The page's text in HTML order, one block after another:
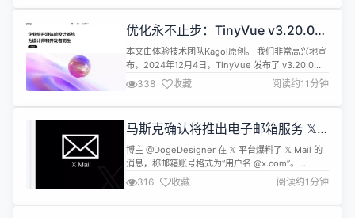
左右，确切的日期将取决于 RHEL 10 的全功能支持
优化永不止步：TinyVue v3.20.0
正式发布，更美观的官网UI，更友好
的文档搜索，更强大的主题配置能力
~
本文由体验技术团队Kagol原创。 我们非常高兴地宣
布，2024年12月4日，TinyVue 发布了 v3.20.0
🎉。 本次 3.20.0 版本主要有以下重大变更：
OpenTiny 官网首页 UI 和性能优化，更具现代性和
设计美感，加载速度更快、体验更好。 TinyVue 官
现在可以搜索组件De...
338 收藏 阅读约11分钟
马斯克确认将推出电子邮箱服务 𝕏
Mail，域名 x.com
博主 @DogeDesigner 在 𝕏 平台爆料了 𝕏 Mail 的
消息，称邮箱账号格式为“用户名 @x.com”。
https://x.com/elonmusk/status/
马斯克随后转发并确认了这一条消息，“Yeah. On
the list of things to do.”（是的，在要做的事情清
316 收藏 阅读约1分钟